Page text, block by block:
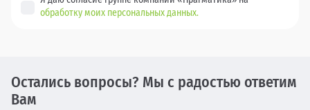
обработку моих персональных данных.
Остались вопросы? Мы с радостью ответим
Вам